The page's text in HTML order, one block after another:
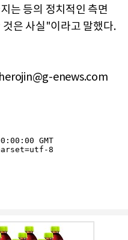
는 등의 정치적인 측면
은 사실"이라고 말했다.
enews.com